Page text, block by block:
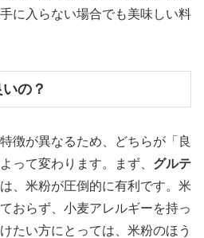
に入らない場合でも美味しい料
の？
徴が異なるため、どちらが「良
って変わります。まず、 グルテ
、米粉が圧倒的に有利です。米
おらず、小麦アレルギーを持っ
たい方にとっては、米粉のほう